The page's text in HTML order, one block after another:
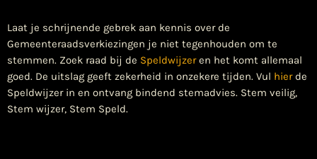
​Laat je schrijnende gebrek aan kennis over de
Gemeenteraadsverkiezingen je niet tegenhouden om te
stemmen. Zoek raad bij de Speldwijzeren het komt allemaal
goed. De uitslag geeft zekerheid in onzekere tijden. Vul hierde
Speldwijzer in en ontvang bindend stemadvies. Stem veilig,
Stem wijzer, Stem Speld.